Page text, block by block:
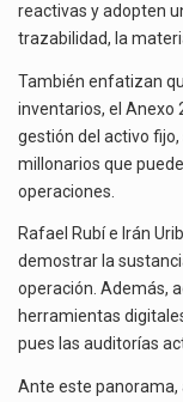
reactivas y adopten
trazabilidad, la
También enfatizan
inventarios, el Anexo
gestión del activo
millonarios que
operaciones.
Rafael Rubí e Irán
demostrar la
operación. Además,
herramientas
pues las auditorías
Ante este